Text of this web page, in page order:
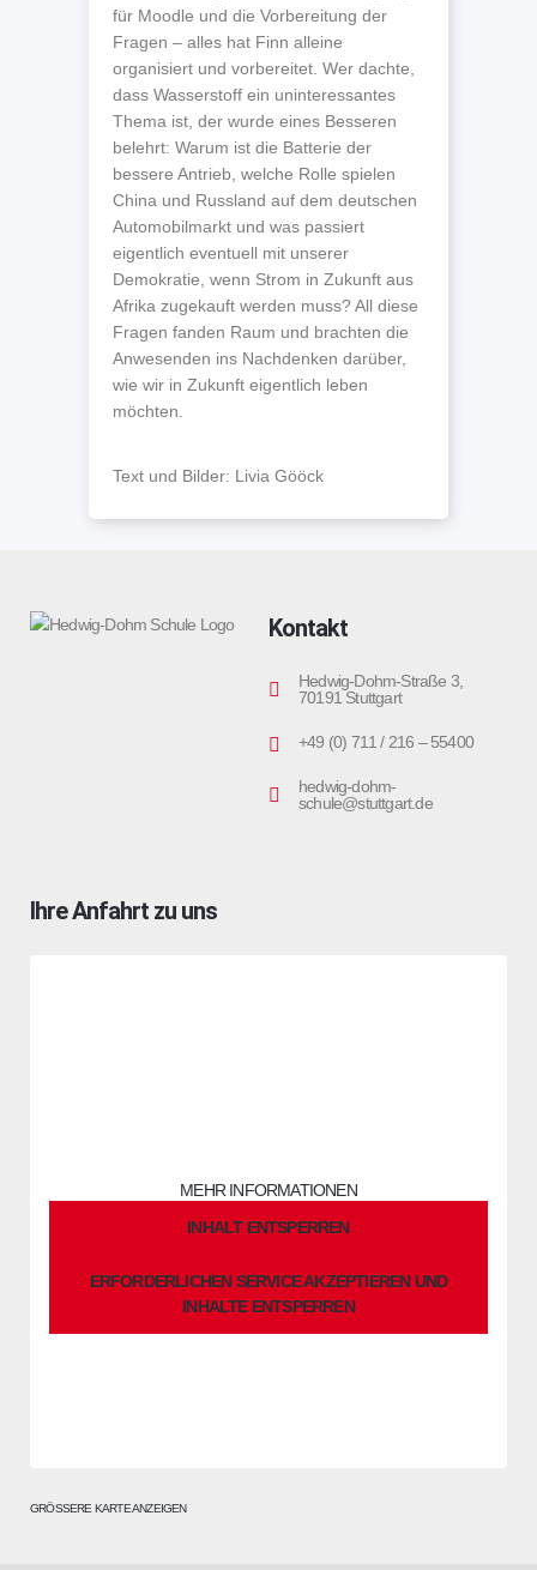
für Moodle und die Vorbereitung der
Fragen – alles hat Finn alleine
organisiert und vorbereitet. Wer dachte,
dass Wasserstoff ein uninteressantes
Thema ist, der wurde eines Besseren
belehrt: Warum ist die Batterie der
bessere Antrieb, welche Rolle spielen
China und Russland auf dem deutschen
Automobilmarkt und was passiert
eigentlich eventuell mit unserer
Demokratie, wenn Strom in Zukunft aus
Afrika zugekauft werden muss? All diese
Fragen fanden Raum und brachten die
Anwesenden ins Nachdenken darüber,
wie wir in Zukunft eigentlich leben
möchten.
Text und Bilder: Livia Gööck
Kontakt
Hedwig-Dohm-Straße 3,
70191 Stuttgart
+49 (0) 711 / 216 – 55400
hedwig-dohm-
schule@stuttgart.de
Ihre Anfahrt zu uns
MEHR INFORMATIONEN
INHALT ENTSPERREN
ERFORDERLICHEN SERVICE AKZEPTIEREN UND
INHALTE ENTSPERREN
GRÖSSERE KARTE ANZEIGEN